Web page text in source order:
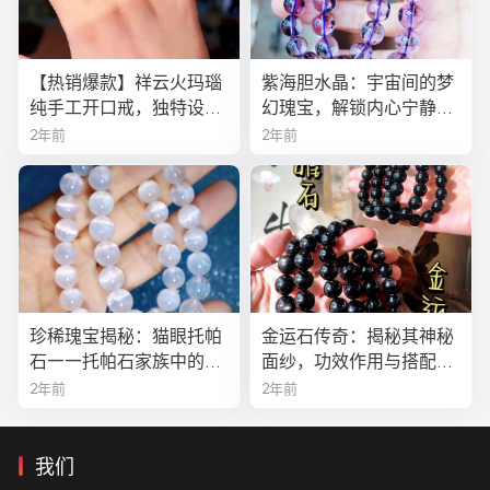
【热销爆款】祥云火玛瑙
纯手工开口戒，独特设计
寓意吉祥，时尚与灵性的
2年前
紫海胆水晶：宇宙间的梦
幻瑰宝，解锁内心宁静与
疗愈之秘
2年前
珍稀瑰宝揭秘：猫眼托帕
石——托帕石家族中的绝
美异类
2年前
金运石传奇：揭秘其神秘
面纱，功效作用与搭配法
全解析
2年前
我们